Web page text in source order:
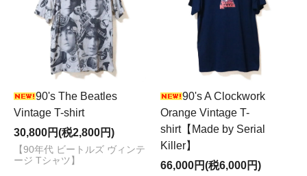
90's The Beatles
Vintage T-shirt
30,800円(税2,800円)
【90年代 ビートルズ ヴィンテ
ージ Tシャツ】
90's A Clockwork
Orange Vintage T-
shirt【Made by Serial
Killer】
66,000円(税6,000円)